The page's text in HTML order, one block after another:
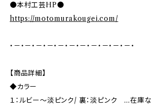
●本村工芸HP●
https://motomurakougei.com/
・－・－・－・－・－・－・－・－・－・－・－・
【商品詳細】
◆カラー
１：ルビー～淡ピンク/ 裏：淡ピンク …在庫な